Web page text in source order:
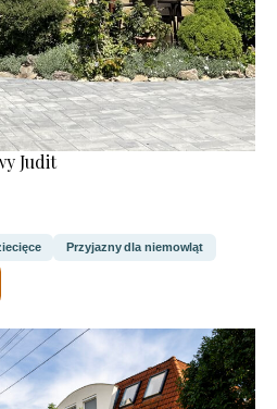
Judit
Przyjazny dla niemowląt